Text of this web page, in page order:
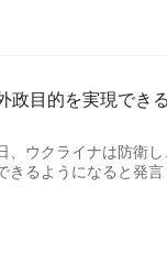
政目的を実現できる
ウクライナは防衛し
きるようになると発言